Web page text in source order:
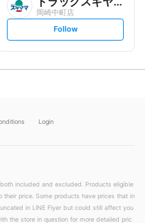
岡崎中町店
s
t
Follow
Login
included and excluded. Products eligible
price. Some products have prices that in
in LINE Flyer but could still affect you
the store in question for more detailed pric